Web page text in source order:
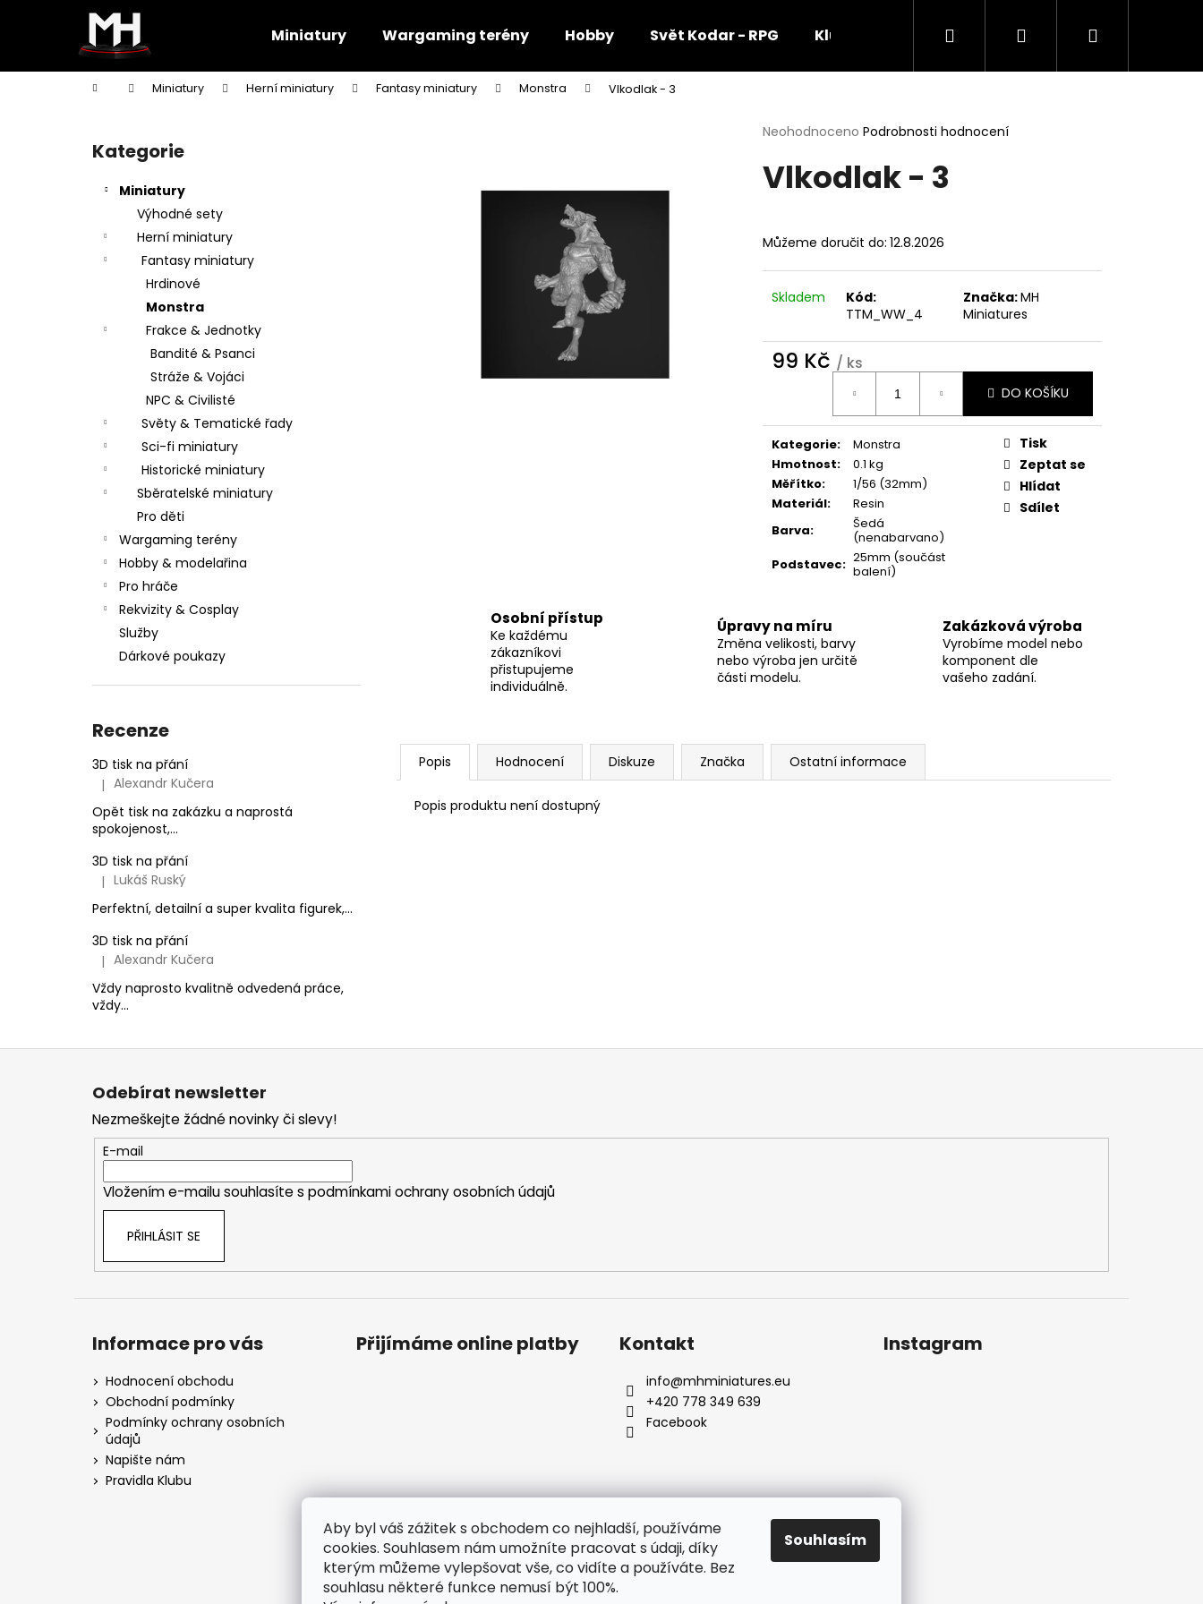
Aby byl váš zážitek s obchodem co nejhladší, používáme
cookies. Souhlasem nám umožníte pracovat s údaji, díky
kterým můžeme vylepšovat vše, co vidíte a používáte. Bez
souhlasu některé funkce nemusí být 100%.
Souhlasím
Miniatury Wargaming terény Hobby Svět Kodar - RPG Klubovna SoutěžeHledat PřihlášeníNákupní
Domů Miniatury Herní miniatury Fantasy miniatury Monstra Vlkodlak - 3
Přeskočit
kategorie
Kategorie
Miniatury
Výhodné sety
Herní miniatury
Fantasy miniatury
Hrdinové
Monstra
Frakce & Jednotky
Bandité & Psanci
Stráže & Vojáci
NPC & Civilisté
Světy & Tematické řady
Sci-fi miniatury
Historické miniatury
Sběratelské miniatury
Pro děti
Wargaming terény
Hobby & modelařina
Pro hráče
Rekvizity & Cosplay
Služby
Dárkové poukazy
Recenze
3D tisk na přání
Hodnocení produktu je 5 z 5 hvězdiček.
| Alexandr Kučera
Opět tisk na zakázku a naprostá
spokojenost,...
3D tisk na přání
Hodnocení produktu je 5 z 5 hvězdiček.
| Lukáš Ruský
Perfektní, detailní a super kvalita figurek,...
3D tisk na přání
Hodnocení produktu je 5 z 5 hvězdiček.
| Alexandr Kučera
Vždy naprosto kvalitně odvedená práce,
vždy...
Průměrné
produktu
je
hvězdiček.
Neohodnoceno Podrobnosti hodnocení
Vlkodlak - 3
Můžeme doručit do: 12.8.2026
Skladem
Kód:
TTM_WW_4
Značka:MH
Miniatures
99 Kč / ks
DO KOŠÍKU
Kategorie:
Monstra
Hmotnost:
0.1 kg
Měřítko:
1/56 (32mm)
Materiál:
Resin
Barva:
Šedá
(nenabarvano)
Podstavec: 25mm (součást
balení)
Tisk
Zeptat se
Hlídat
Sdílet
Osobní přístup
Ke každému
zákazníkovi
přistupujeme
individuálně.
Úpravy na míru
Změna velikosti, barvy
nebo výroba jen určitě
části modelu.
Zakázková výroba
Vyrobíme model nebo
komponent dle
vašeho zadání.
Popis Hodnocení Diskuze Značka Ostatní informace
Popis produktu není dostupný
í
Zpět
do
Zpět
do
Co potřebujete najít?
Doporučujeme
Z
Odebírat newsletter
Nezmeškejte žádné novinky či slevy!
E-mail
Vložením e-mailu souhlasíte s podmínkami ochrany osobních údajů
PŘIHLÁSIT SE
Informace pro vás
Hodnocení obchodu
Obchodní podmínky
Podmínky ochrany osobních
údajů
Napište nám
Pravidla Klubu
Přijímáme online platby Kontakt
info@mhminiatures.eu
+420 778 349 639
Facebook
Instagram
Komunita O Nás Klubovna Soutěže Hodnocení zákazníků